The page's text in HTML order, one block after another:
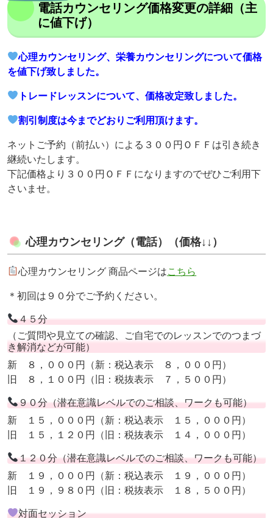
電話カウンセリング価格変更の詳細（主
に値下げ）
心理カウンセリング、栄養カウンセリングについて価格
を値下げ致しました。
トレードレッスンについて、価格改定致しました。
割引制度は今までどおりご利用頂けます。
ネットご予約（前払い）による３００円ＯＦＦは引き続き
継続いたします。
下記価格より３００円ＯＦＦになりますのでぜひご利用下
さいませ。
心理カウンセリング（電話）（価格↓↓）
心理カウンセリング 商品ページはこちら
＊初回は９０分でご予約ください。
４５分
（ご質問や見立ての確認、ご自宅でのレッスンでのつまづ
き解消などが可能）
新 ８，０００円（新：税込表示 ８，０００円）
旧 ８，１００円（旧：税抜表示 ７，５００円）
９０分（潜在意識レベルでのご相談、ワークも可能）
新 １５，０００円（新：税込表示 １５，０００円）
旧 １５，１２０円（旧：税抜表示 １４，０００円）
１２０分（潜在意識レベルでのご相談、ワークも可能）
新 １９，０００円（新：税込表示 １９，０００円）
旧 １９，９８０円（旧：税抜表示 １８，５００円）
対面セッション